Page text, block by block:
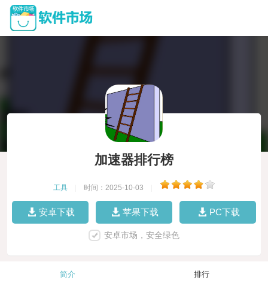
加速器排行榜
工具 时间：2025-10-03
安卓下载 苹果下载 PC下载
安卓市场，安全绿色
简介 排行